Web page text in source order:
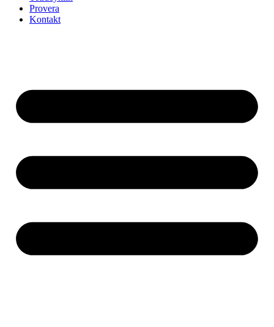
Provera
Kontakt